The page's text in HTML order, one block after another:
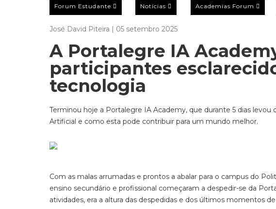
Forum Estudante Notícias Academias Forum
José David Piteira | 05 setembro 2025
A Portalegre IA
participantes
tecnologia
Terminou hoje a Portalegre IA Academy, que durante 5 dias
Artificial e como esta pode contribuir para um mundo melhor.
Com as malas arrumadas e prontos a abalar para o campus do
ensino secundário e profissional começaram a despedir-se da
atividades, era a altura das despedidas e dos últimos momentos